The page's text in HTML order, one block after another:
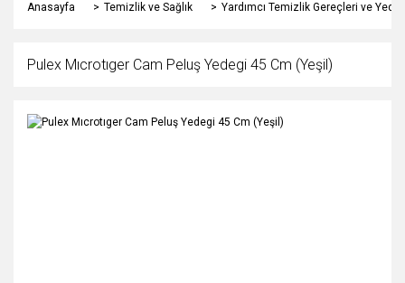
Anasayfa Temizlik ve Sağlık Yardımcı Temizlik Gereçleri ve
Pulex Mıcrotıger Cam Peluş Yedegi 45 Cm (Yeşil)